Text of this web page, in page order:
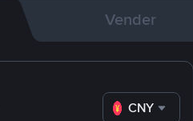
Vender
CNY